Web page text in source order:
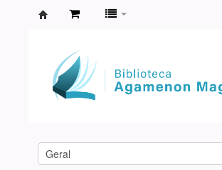
Agamenon
Magalhães